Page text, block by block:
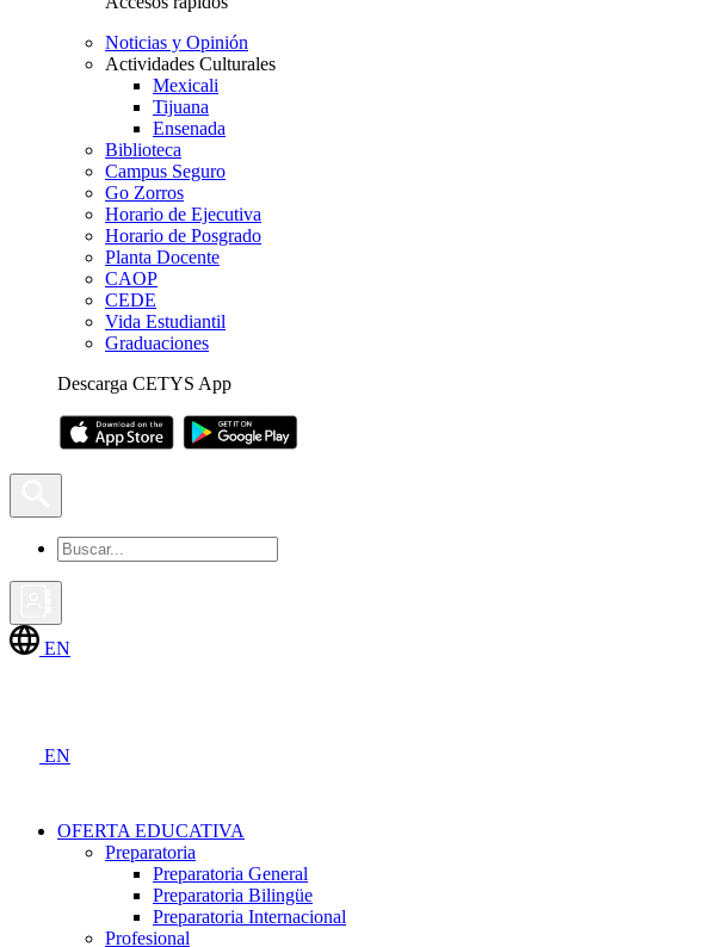
Noticias y Opinión
Actividades Culturales
Mexicali
Tijuana
Ensenada
Biblioteca
Campus Seguro
Go Zorros
Horario de Ejecutiva
Horario de Posgrado
Planta Docente
CAOP
CEDE
Vida Estudiantil
Graduaciones
Descarga CETYS App
EN
EN
OFERTA EDUCATIVA
Preparatoria
Preparatoria General
Preparatoria Bilingüe
Preparatoria Internacional
Profesional